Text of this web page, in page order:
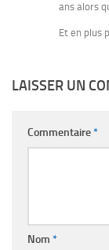
ans alors
Et en plus
LAISSER UN
Commentaire*
Nom *